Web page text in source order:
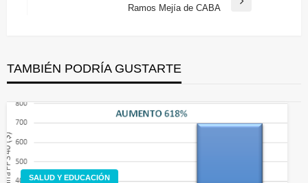
Ramos Mejía de CABA
TAMBIÉN PODRÍA GUSTARTE
SALUD Y EDUCACIÓN